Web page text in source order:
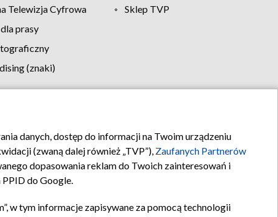
Telewizja Cyfrowa
Sklep TVP
prasy
(znaki)
Kontakt
danych, dostęp do informacji na Twoim urządzeniu
(zwaną dalej również „TVP”), Zaufanych Partnerów
dopasowania reklam do Twoich zainteresowań i
do Google.
w tym informacje zapisywane za pomocą technologii